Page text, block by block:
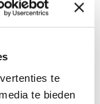
te
te bieden